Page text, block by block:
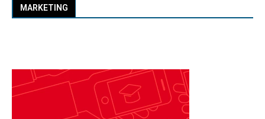
MARKETING